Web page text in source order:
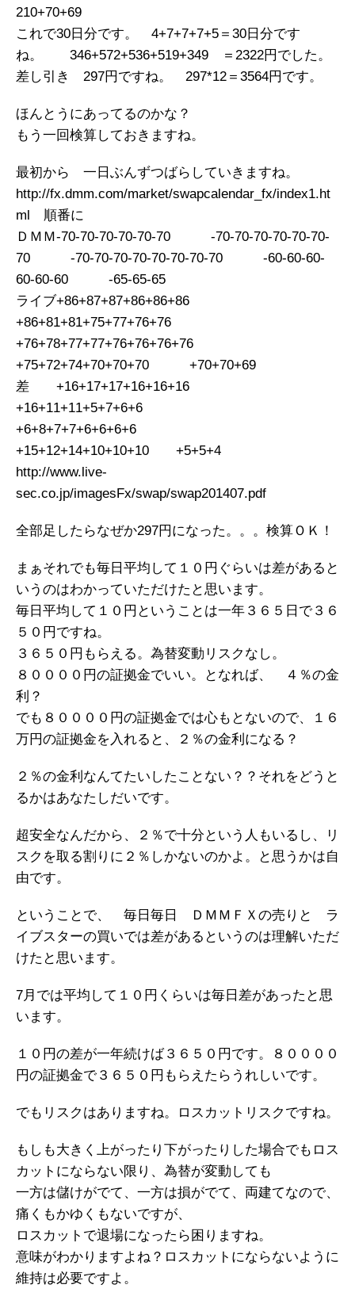
210+70+69
これで30日分です。 4+7+7+7+5＝30日分です
ね。 346+572+536+519+349 ＝2322円でした。
差し引き 297円ですね。 297*12＝3564円です。
ほんとうにあってるのかな？
もう一回検算しておきますね。
最初から 一日ぶんずつばらしていきますね。
http://fx.dmm.com/market/swapcalendar_fx/index1.ht
ml 順番に
ＤＭＭ-70-70-70-70-70-70 -70-70-70-70-70-70-
70 -70-70-70-70-70-70-70-70 -60-60-60-
60-60-60 -65-65-65
ライブ+86+87+87+86+86+86
+86+81+81+75+77+76+76
+76+78+77+77+76+76+76+76
+75+72+74+70+70+70 +70+70+69
差 +16+17+17+16+16+16
+16+11+11+5+7+6+6
+6+8+7+7+6+6+6+6
+15+12+14+10+10+10 +5+5+4
http://www.live-
sec.co.jp/imagesFx/swap/swap201407.pdf
全部足したらなぜか297円になった。。。検算ＯＫ！
まぁそれでも毎日平均して１０円ぐらいは差があると
いうのはわかっていただけたと思います。
毎日平均して１０円ということは一年３６５日で３６
５０円ですね。
３６５０円もらえる。為替変動リスクなし。
８００００円の証拠金でいい。となれば、 ４％の金
利？
でも８００００円の証拠金では心もとないので、１６
万円の証拠金を入れると、２％の金利になる？
２％の金利なんてたいしたことない？？それをどうと
るかはあなたしだいです。
超安全なんだから、２％で十分という人もいるし、リ
スクを取る割りに２％しかないのかよ。と思うかは自
由です。
ということで、 毎日毎日 ＤＭＭＦＸの売りと ラ
イブスターの買いでは差があるというのは理解いただ
けたと思います。
7月では平均して１０円くらいは毎日差があったと思
います。
１０円の差が一年続けば３６５０円です。８００００
円の証拠金で３６５０円もらえたらうれしいです。
でもリスクはありますね。ロスカットリスクですね。
もしも大きく上がったり下がったりした場合でもロス
カットにならない限り、為替が変動しても
一方は儲けがでて、一方は損がでて、両建てなので、
痛くもかゆくもないですが、
ロスカットで退場になったら困りますね。
意味がわかりますよね？ロスカットにならないように
維持は必要ですよ。